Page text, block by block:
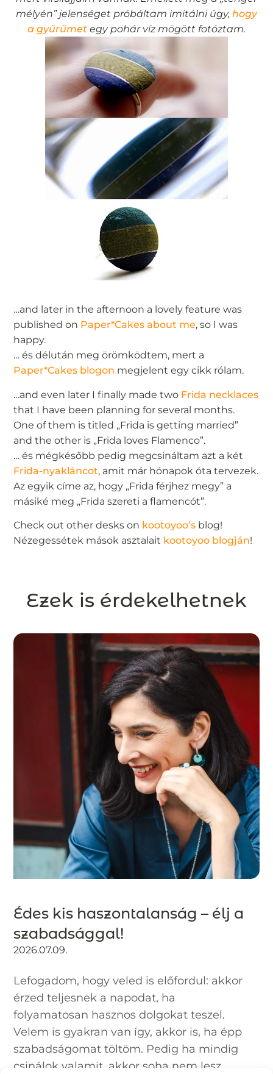
mélyén” jelenséget próbáltam imitálni úgy, hogy
a gyűrűmet egy pohár víz mögött fotóztam.
…and later in the afternoon a lovely feature was
published on Paper*Cakes about me, so I was
happy.
… és délután meg örömködtem, mert a
Paper*Cakes blogon megjelent egy cikk rólam.
…and even later I finally made two Frida necklaces
that I have been planning for several months.
One of them is titled „Frida is getting married”
and the other is „Frida loves Flamenco”.
… és mégkésőbb pedig megcsináltam azt a két
Frida-nyakláncot, amit már hónapok óta tervezek.
Az egyik címe az, hogy „Frida férjhez megy” a
másiké meg „Frida szereti a flamencót”.
Check out other desks on kootoyoo’s blog!
Nézegessétek mások asztalait kootoyoo blogján!
Ezek is érdekelhetnek
Édes kis haszontalanság – élj a
szabadsággal!
2026.07.09.
Lefogadom, hogy veled is előfordul: akkor
érzed teljesnek a napodat, ha
folyamatosan hasznos dolgokat teszel.
Velem is gyakran van így, akkor is, ha épp
szabadságomat töltöm. Pedig ha mindig
csinálok valamit, akkor soha nem lesz...